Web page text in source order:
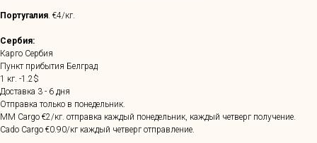
Португалия. €4/кг.
Сербия:
Карго Сербия
Пункт прибытия Белград
1 кг. -1.2$
Доставка 3 - 6 дня
Отправка только в понедельник.
MM Cargo €2/кг. отправка каждый понедельник, каждый четверг получение.
Cado Cargo €0.90/кг каждый четверг отправление.